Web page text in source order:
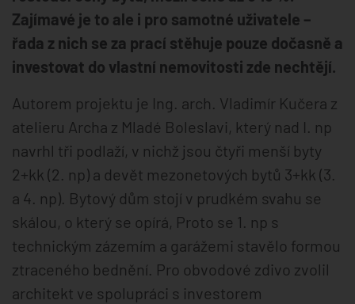
Zajímavé je to ale i pro samotné uživatele –
řada z nich se za prací stěhuje pouze dočasně a
investovat do vlastní nemovitosti zde nechtějí.
Autorem projektu je Ing. arch. Vladimír Kučera z
atelieru Archa z Mladé Boleslavi, který nad I. np
navrhl tři podlaží, v nichž jsou čtyři menší byty
2+kk (2. np) a devět mezonetových bytů 3+kk (3.
a 4. np). Bytový dům stojí v prudkém svahu se
skálou, o který se opírá, Proto se 1. np s
technickým zázemím a garážemi stavělo formou
ztraceného bednění. Pro obvodové zdivo zvolil
architekt ve spolupráci s investorem